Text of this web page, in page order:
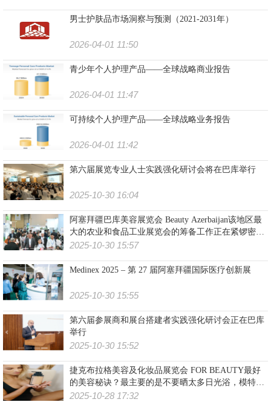
男士护肤品市场洞察与预测（2021-2031年）
2026-04-01 11:50
青少年个人护理产品——全球战略商业报告
2026-04-01 11:47
可持续个人护理产品——全球战略业务报告
2026-04-01 11:42
第六届展览专业人士实践强化研讨会将在巴库举行
2025-10-30 16:04
阿塞拜疆巴库美容展览会 Beauty Azerbaijan该地区最
大的农业和食品工业展览会的筹备工作正在紧锣密鼓
地进行中
2025-10-30 15:57
Medinex 2025 – 第 27 届阿塞拜疆国际医疗创新展
2025-10-30 15:55
第六届参展商和展台搭建者实践强化研讨会正在巴库
举行
2025-10-30 15:52
捷克布拉格美容及化妆品展览会 FOR BEAUTY最好
的美容秘诀？最主要的是不要晒太多日光浴，模特
Klára Kováčová 说
2025-10-28 17:32